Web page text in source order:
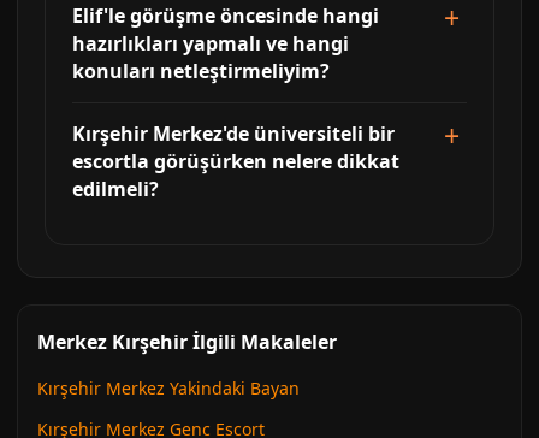
Elif'le görüşme öncesinde hangi
hazırlıkları yapmalı ve hangi
konuları netleştirmeliyim?
Kırşehir Merkez'de üniversiteli bir
escortla görüşürken nelere dikkat
edilmeli?
Merkez Kırşehir İlgili Makaleler
Kırşehir Merkez Yakindaki Bayan
Kırşehir Merkez Genc Escort